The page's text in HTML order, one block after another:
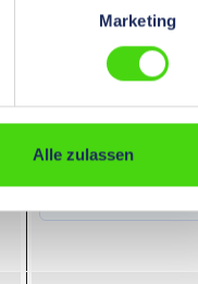
Marketing
Alle zulassen
Preise nachLogin